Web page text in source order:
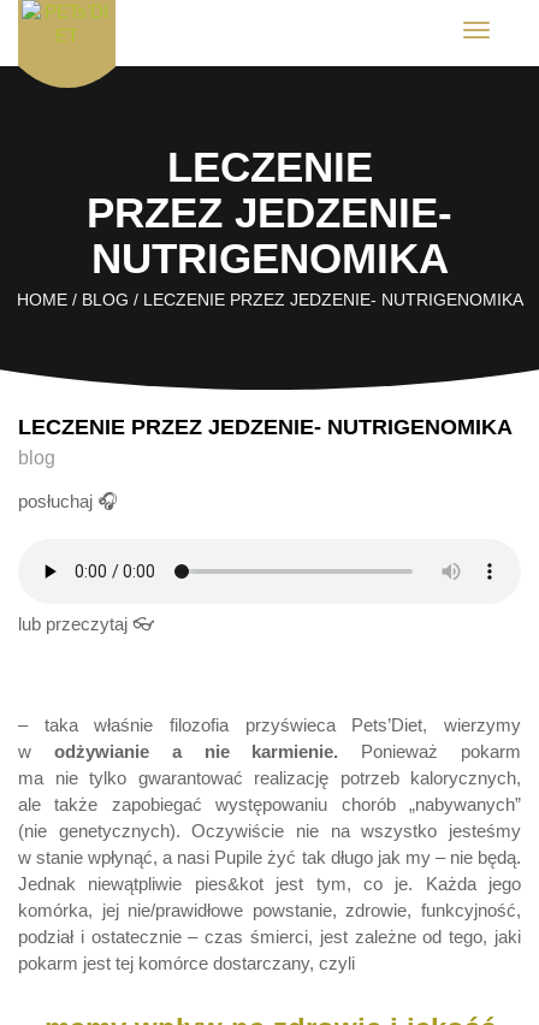
T
g
i
LECZENIE
PRZEZ JEDZENIE-
NUTRIGENOMIKA
HOME/ BLOG / LECZENIE PRZEZ JEDZENIE- NUTRIGENOMIKA
LECZENIE PRZEZ JEDZENIE- NUTRIGENOMIKA
blog
posłuchaj 🎧
lub przeczytaj 👓
– taka właśnie filozofia przyświeca Pets’Diet, wierzymy
w odżywianie a nie karmienie. Ponieważ pokarm
ma nie tylko gwarantować realizację potrzeb kalorycznych,
ale także zapobiegać występowaniu chorób „nabywanych”
(nie genetycznych). Oczywiście nie na wszystko jesteśmy
w stanie wpłynąć, a nasi Pupile żyć tak długo jak my – nie będą.
Jednak niewątpliwie pies&kot jest tym, co je. Każda jego
komórka, jej nie/prawidłowe powstanie, zdrowie, funkcyjność,
podział i ostatecznie – czas śmierci, jest zależne od tego, jaki
pokarm jest tej komórce dostarczany, czyli